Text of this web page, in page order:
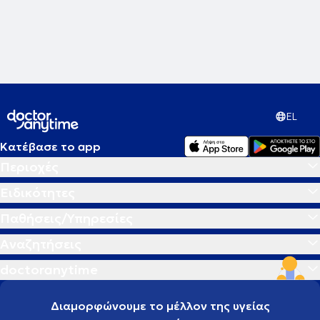
EL
Κατέβασε το app
Διαμορφώνουμε το μέλλον της υγείας